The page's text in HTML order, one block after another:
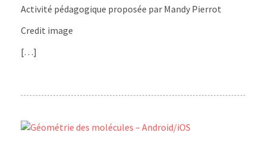
Activité pédagogique proposée par Mandy Pierrot
Credit image
[…]